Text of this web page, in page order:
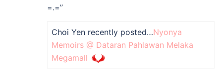
=.=”
Choi Yen recently posted…Nyonya
Memoirs @ Dataran Pahlawan Melaka
Megamall